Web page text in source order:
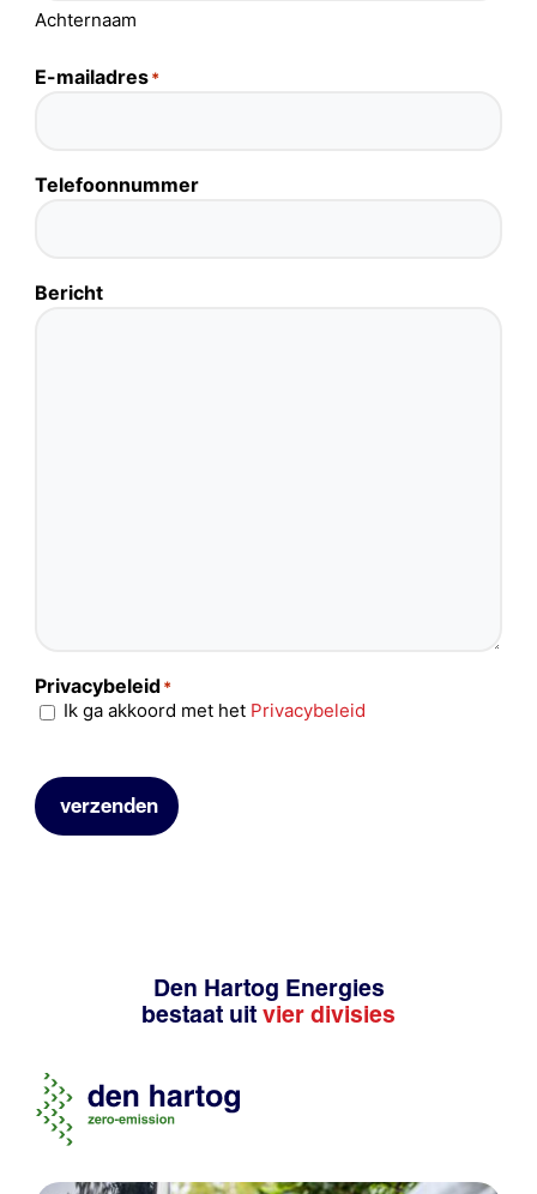
Achternaam
E-mailadres*
Telefoonnummer
Bericht
Privacybeleid*
Ik ga akkoord met het Privacybeleid
verzenden
Den Hartog Energies
bestaat uit vier divisies